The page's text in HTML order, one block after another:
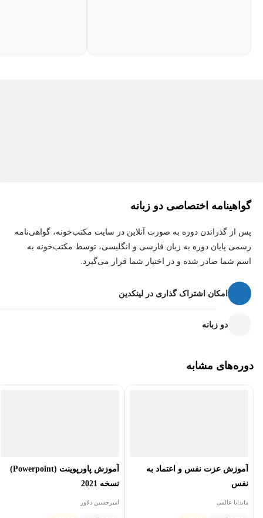
است بله بگوید و در جایی که مایل نیست نه بگوید، چنین فردی شور و
مهم‌ترین نکته‌ای که در این دوره وجود دارد این است که در این دوره
فرد می‌تواند به‌سرعت تغییرات به وجود آمده در زندگی خود را مشاهده
کند.
هدف از برگزاری دوره آموزش کوچینگ جرات‌مندی
ایجاد تغییراتی بسیار مثبت در زندگی شخصی و اجتماعی خود، به بهبود
گواهینامه اختصاصی دو زبانه
پس از گذراندن دوره به صورت آنلاین در سایت مکتب‌خونه، گواهی‌نامه
رسمی پایان دوره به زبان فارسی و انگلیسی، توسط مکتب‌خونه به
اسم شما صادر شده و در اختیار شما قرار می‌گیرد.
امکان اشتراک گذاری در لینکدین
دو زبانه
دوره‌های مشابه
آموزش عزت نفس و اعتماد به
نفس
ماندانا عالمی
آموزش پاورپوینت (Powerpoint)
نسخه 2021
امیرحسین دلاور